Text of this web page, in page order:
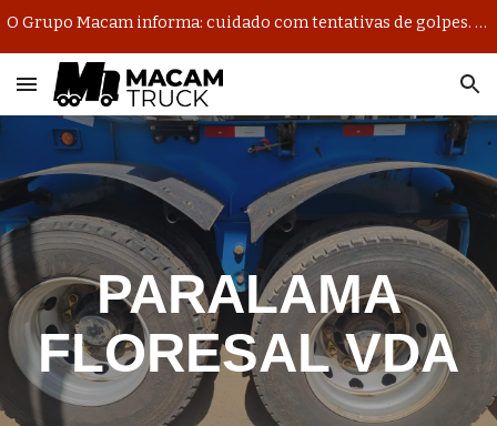
O Grupo Macam informa: cuidado com tentativas de golpes. Nosso único domínio oficial de e-mail é @macambrasil.com.br.
PARALAMA
FLORESAL VDA